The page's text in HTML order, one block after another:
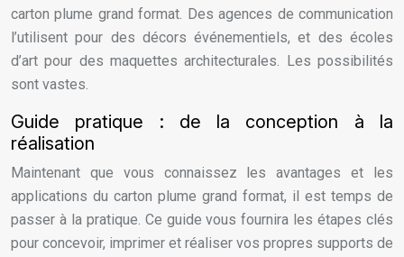
carton plume grand format. Des agences de communication
l’utilisent pour des décors événementiels, et des écoles
d’art pour des maquettes architecturales. Les possibilités
sont vastes.
Guide pratique : de la conception à la
réalisation
Maintenant que vous connaissez les avantages et les
applications du carton plume grand format, il est temps de
passer à la pratique. Ce guide vous fournira les étapes clés
pour concevoir, imprimer et réaliser vos propres supports de